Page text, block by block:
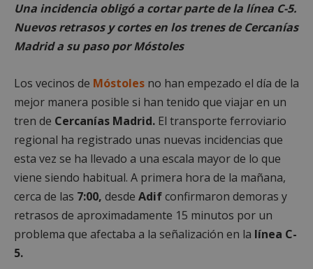
Una incidencia obligó a cortar parte de la línea C-5.
Nuevos retrasos y cortes en los trenes de Cercanías
Madrid a su paso por Móstoles
Los vecinos de Móstoles no han empezado el día de la
mejor manera posible si han tenido que viajar en un
tren de Cercanías Madrid. El transporte ferroviario
regional ha registrado unas nuevas incidencias que
esta vez se ha llevado a una escala mayor de lo que
viene siendo habitual. A primera hora de la mañana,
cerca de las 7:00, desde Adifconfirmaron demoras y
retrasos de aproximadamente 15 minutos por un
problema que afectaba a la señalización en la línea C-
5.